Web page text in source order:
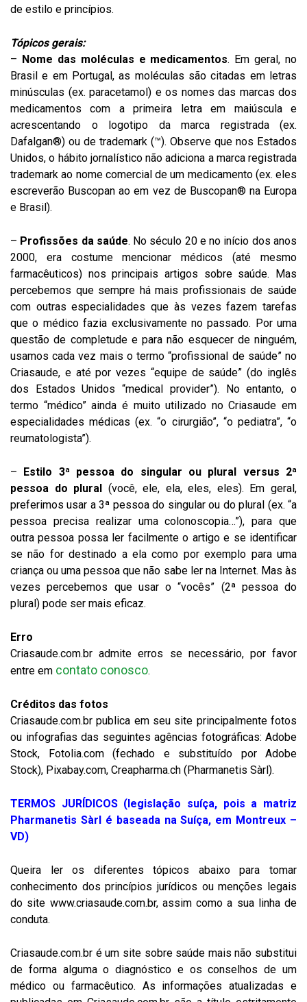
de estilo e princípios.
Tópicos gerais:
– Nome das moléculas e medicamentos. Em geral, no
Brasil e em Portugal, as moléculas são citadas em letras
minúsculas (ex. paracetamol) e os nomes das marcas dos
medicamentos com a primeira letra em maiúscula e
acrescentando o logotipo da marca registrada (ex.
Dafalgan®) ou de trademark (™). Observe que nos Estados
Unidos, o hábito jornalístico não adiciona a marca registrada
trademark ao nome comercial de um medicamento (ex. eles
escreverão Buscopan ao em vez de Buscopan® na Europa
e Brasil).
– Profissões da saúde. No século 20 e no início dos anos
2000, era costume mencionar médicos (até mesmo
farmacêuticos) nos principais artigos sobre saúde. Mas
percebemos que sempre há mais profissionais de saúde
com outras especialidades que às vezes fazem tarefas
que o médico fazia exclusivamente no passado. Por uma
questão de completude e para não esquecer de ninguém,
usamos cada vez mais o termo “profissional de saúde” no
Criasaude, e até por vezes “equipe de saúde” (do inglês
dos Estados Unidos “medical provider”). No entanto, o
termo “médico” ainda é muito utilizado no Criasaude em
especialidades médicas (ex. “o cirurgião”, “o pediatra”, “o
reumatologista”).
– Estilo 3ª pessoa do singular ou plural versus 2ª
pessoa do plural (você, ele, ela, eles, eles). Em geral,
preferimos usar a 3ª pessoa do singular ou do plural (ex. “a
pessoa precisa realizar uma colonoscopia…”), para que
outra pessoa possa ler facilmente o artigo e se identificar
se não for destinado a ela como por exemplo para uma
criança ou uma pessoa que não sabe ler na Internet. Mas às
vezes percebemos que usar o “vocês” (2ª pessoa do
plural) pode ser mais eficaz.
Erro
Criasaude.com.br admite erros se necessário, por favor
entre em contato conosco.
Créditos das fotos
Criasaude.com.br publica em seu site principalmente fotos
ou infografias das seguintes agências fotográficas: Adobe
Stock, Fotolia.com (fechado e substituído por Adobe
Stock), Pixabay.com, Creapharma.ch (Pharmanetis Sàrl).
TERMOS JURÍDICOS (legislação suíça, pois a matriz
Pharmanetis Sàrl é baseada na Suíça, em Montreux –
VD)
Queira ler os diferentes tópicos abaixo para tomar
conhecimento dos princípios jurídicos ou menções legais
do site www.criasaude.com.br, assim como a sua linha de
conduta.
Criasaude.com.br é um site sobre saúde mais não substitui
de forma alguma o diagnóstico e os conselhos de um
médico ou farmacêutico. As informações atualizadas e